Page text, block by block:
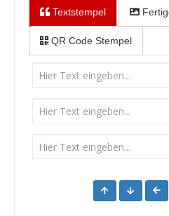
Textstempel
QR Code Stempel